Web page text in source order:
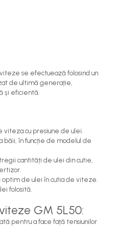
se efectuează folosind un
de ultimă generație,
și eficientă.
viteza cu presiune de ulei.
băii, în funcție de modelul de
cantități de ulei din cutie,
optim de ulei în cutia de viteze.
folosită.
GM 5L50:
pentru a face față tensiunilor